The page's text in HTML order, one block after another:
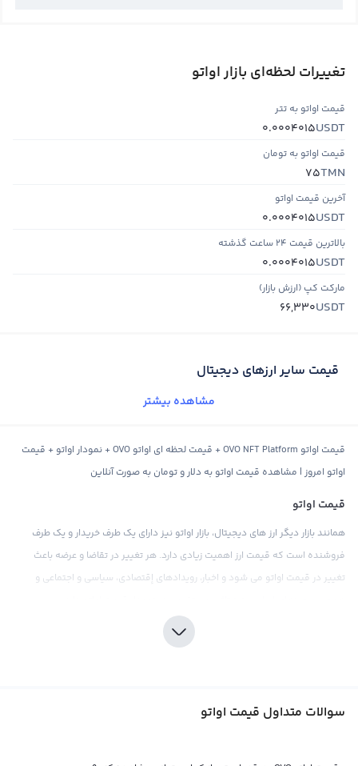
تغییرات لحظه‌ای بازار اواتو
قیمت اواتو به تتر
USDT
0.0004015
قیمت اواتو به تومان
TMN
75
آخرین قیمت اواتو
USDT
0.0004015
بالاترین قیمت ۲۴ ساعت گذشته
USDT
0.0004015
مارکت کپ (ارزش بازار)
USDT
66,330
قیمت سایر ارزهای دیجیتال
مشاهده بیشتر
قیمت اواتو OVO NFT Platform + قیمت لحظه ای اواتو OVO + نمودار اواتو + قیمت
اواتو امروز | مشاهده قیمت اواتو به دلار و تومان به صورت آنلاین
قیمت اواتو
همانند بازار دیگر ارز های دیجیتال، بازار اواتو نیز دارای یک طرف خریدار و یک طرف
فروشنده است که قیمت ارز اهمیت زیادی دارد. هر تغییر در تقاضا و عرضه باعث
تغییر در قیمت اواتو می شود و اخبار، رویدادهای إقتصادی، سیاسی و اجتماعی و
اواتو علاوه بر انجام تعاملات با پول های فیات مختلف مانند دلار و تومان، می توان آن
نوسان داشته باشد. در برخی از صرافی‌های بین‌المللی، قیمت اواتو به صورت مستقیم
سوالات متداول قیمت اواتو